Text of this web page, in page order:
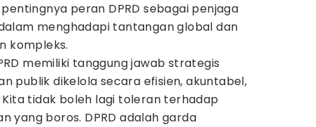
peran DPRD sebagai penjaga
menghadapi tantangan global dan
kompleks.
memiliki tanggung jawab strategis
publik dikelola secara efisien, akuntabel,
tidak boleh lagi toleran terhadap
yang boros. DPRD adalah garda